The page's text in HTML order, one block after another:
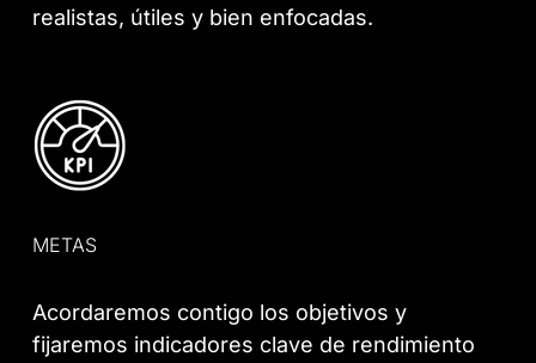
realistas, útiles y bien enfocadas.
METAS
Acordaremos contigo los objetivos y
fijaremos indicadores clave de rendimiento